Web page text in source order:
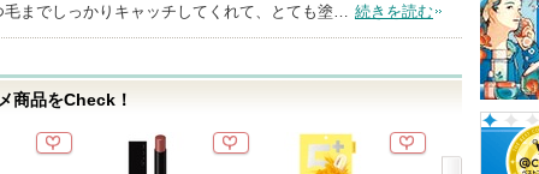
毛までしっかりキャッチしてくれて、とても塗… 続きを読む
商品をCheck！